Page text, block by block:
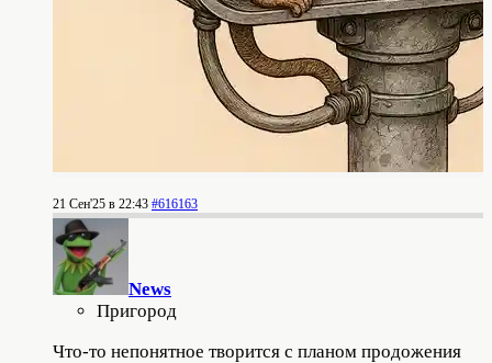
21 Сен'25 в 22:43 #616163
News
Пригород
Что-то непонятное творится с планом продожения